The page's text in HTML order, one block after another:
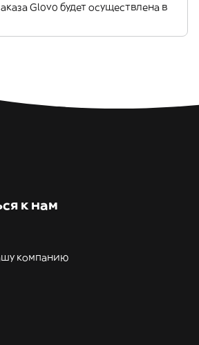
Glovo будет осуществлена в
к нам
компанию